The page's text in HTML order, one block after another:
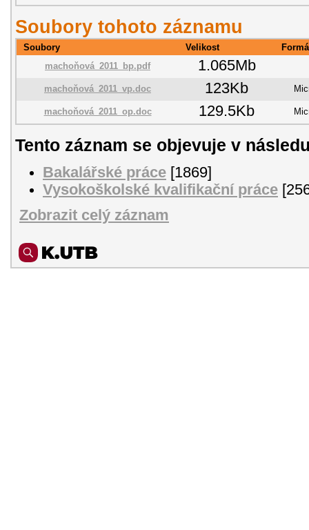
Soubory tohoto záznamu
Soubory Velikost
machoňová_2011_bp.pdf
1.065Mb
machoňová_2011_vp.doc 123Kb
machoňová_2011_op.doc 129.5Kb
Tento záznam se objevuje v
Bakalářské práce [1869]
Vysokoškolské kvalifikační práce
Zobrazit celý záznam